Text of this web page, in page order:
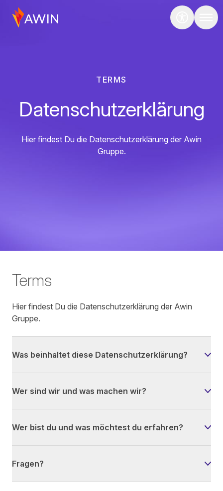
TERMS
Datenschutzerklärung
Hier findest Du die Datenschutzerklärung der Awin
Gruppe.
Terms
Hier findest Du die Datenschutzerklärung der Awin
Gruppe.
Was beinhaltet diese Datenschutzerklärung?
Wer sind wir und was machen wir?
Wer bist du und was möchtest du erfahren?
Fragen?